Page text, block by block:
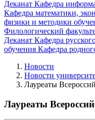
Деканат Кафедра
Кафедра математики,
физики и методики
Филологический
Деканат Кафедра
обучения Кафедра
Новости
Новости
Лауреаты
Лауреаты